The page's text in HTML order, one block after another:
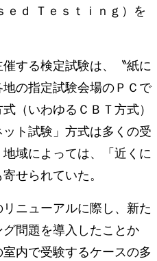
ｅｄ Ｔｅｓｔｉｎｇ）を
する検定試験は、〝紙に
の指定試験会場のＰＣで
（いわゆるＣＢＴ方式）
ト試験」方式は多くの受
域によっては、「近くに
せられていた。
ニューアルに際し、新た
問題を導入したことか
内で受験するケースの多